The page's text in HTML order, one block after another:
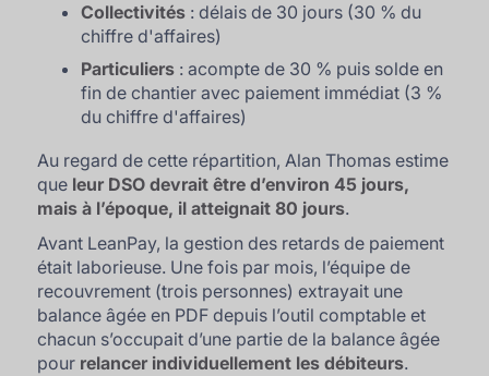
Collectivités: délais de 30 jours (30 % du
chiffre d'affaires)
Particuliers: acompte de 30 % puis solde en
fin de chantier avec paiement immédiat (3 %
du chiffre d'affaires)
Au regard de cette répartition, Alan Thomas estime
que leur DSO devrait être d’environ 45 jours,
mais à l’époque, il atteignait 80 jours.
Avant LeanPay, la gestion des retards de paiement
était laborieuse. Une fois par mois, l’équipe de
recouvrement (trois personnes) extrayait une
balance âgée en PDF depuis l’outil comptable et
chacun s’occupait d’une partie de la balance âgée
pour relancer individuellement les débiteurs.